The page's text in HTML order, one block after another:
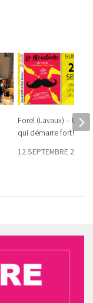
Forel (Lavaux) – Une
qui démarre fort !
12 SEPTEMBRE 2024